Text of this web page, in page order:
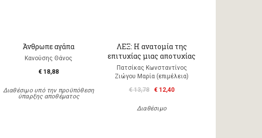
Άνθρωπε αγάπα
Κανούσης Θάνος
€ 18,88
Διαθέσιμο υπό την προϋπόθεση
ύπαρξης αποθέματος
ΛΕΞ: Η ανατομία της
επιτυχίας μιας αποτυχίας
Πατσίκας Κωνσταντίνος
Ζιώγου Μαρία (επιμέλεια)
€ 13,78
€ 12,40
Διαθέσιμο